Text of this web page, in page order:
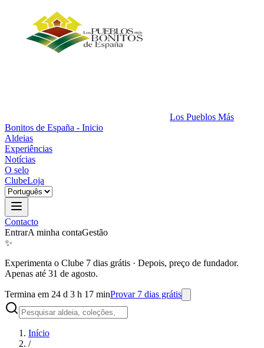
Los Pueblos Más
Bonitos de España - Inicio
Aldeias
Experiências
Notícias
O selo
ClubeLoja
Contacto
EntrarA minha contaGestão
✨
Experimenta o Clube 7 dias grátis · Depois, preço de fundador.
Apenas até 31 de agosto.
Termina em 24 d 3 h 17 minProvar 7 dias grátis
Início
/